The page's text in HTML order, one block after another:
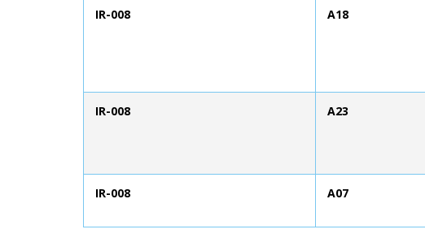
IR-008 A18
IR-008 A23
IR-008 A07